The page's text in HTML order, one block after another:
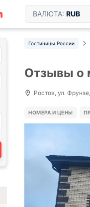
ВАЛЮТА: RUB
Гостиницы России
Отзывы о
Ростов, ул.
НОМЕРА И ЦЕНЫ